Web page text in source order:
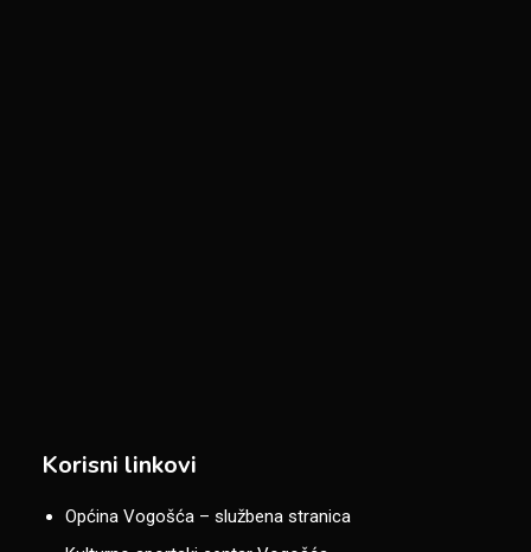
Korisni linkovi
Općina Vogošća – službena stranica